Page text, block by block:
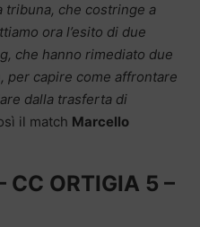
tribuna, che costringe a
ora l’esito di due
che hanno rimediato due
per capire come affrontare
dalla trasferta di
il match Marcello
CC ORTIGIA 5 –